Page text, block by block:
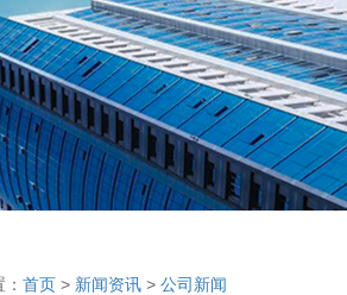
首页 > 新闻资讯 > 公司新闻